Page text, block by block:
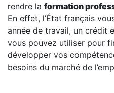
rendre la formation
En effet, l’État français
année de travail, un crédit
vous pouvez utiliser pour
développer vos
besoins du marché de